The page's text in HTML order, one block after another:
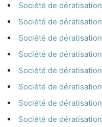
Société de
Société de
Société de
Société de
Société de
Société de
Société de
Société de